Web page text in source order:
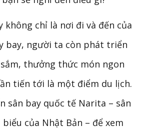
không chỉ là nơi đi và đến của
bay, người ta còn phát triển
thưởng thức món ngon
tiến tới là một điểm du lịch.
sân bay quốc tế Narita – sân
của Nhật Bản – để xem